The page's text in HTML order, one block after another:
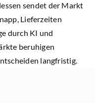
sendet der Markt
Lieferzeiten
durch KI und
beruhigen
langfristig.